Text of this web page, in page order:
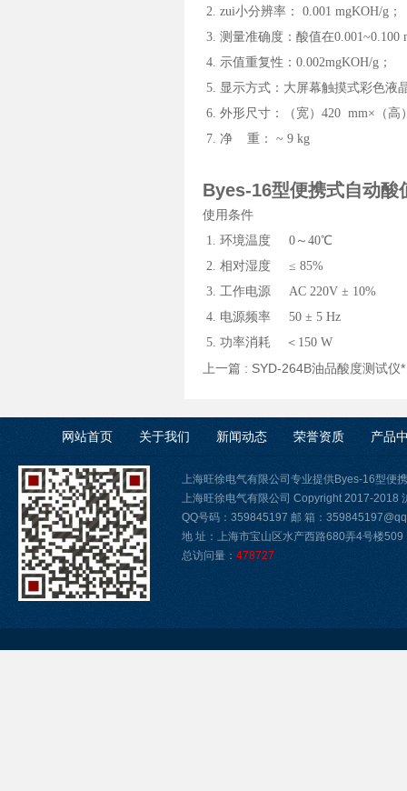
2. zui小分辨率： 0.001 mgKOH/g；
3. 测量准确度：酸值在0.001~0.100
4. 示值重复性：0.002mgKOH/g；
5. 显示方式：大屏幕触摸式彩色液
6. 外形尺寸：（宽）420 mm×（
7. 净 重： ~ 9 kg
Byes-16型便携式自动酸
使用条件
1. 环境温度 0～40℃
2. 相对湿度 ≤ 85%
3. 工作电源 AC 220V ± 10%
4. 电源频率 50 ± 5 Hz
5. 功率消耗 ＜150 W
上一篇 : SYD-264B油品酸度测试仪*
网站首页 关于我们 新闻动态 荣誉资质 产品
上海旺徐电气有限公司专业提供Byes-16型便
上海旺徐电气有限公司 Copyright 2017-2018
QQ号码：359845197 邮 箱：
地 址：上海市宝山区水产西路680弄4号楼509
总访问量： 478727